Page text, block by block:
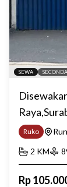
SEWA
Ruko
2 KM
Rp